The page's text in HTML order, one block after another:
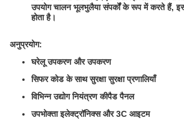
उपयोग चालन भूलभुलैया संपर्कों के रूप में करते हैं,
होता है।
अनुप्रयोग:
घरेलू उपकरण और उपकरण
सिफर कोड के साथ सुरक्षा सुरक्षा प्रणालियाँ
विभिन्न उद्योग नियंत्रण कीपैड पैनल
उपभोक्ता इलेक्ट्रॉनिक्स और 3C आइटम